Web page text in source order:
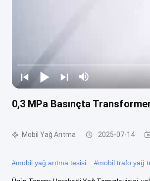
0,3 MPa Basınçta
Mobil Yağ Arıtma 2025-07-14
#mobil yağ arıtma tesisi #mobil trafo yağ